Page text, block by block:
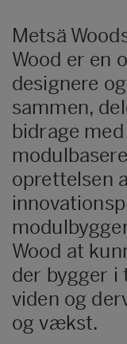
Metsä
Wood er en
designere
sammen,
bidrage
oprettelsen
Wood at
der bygger i
viden og
og vækst.